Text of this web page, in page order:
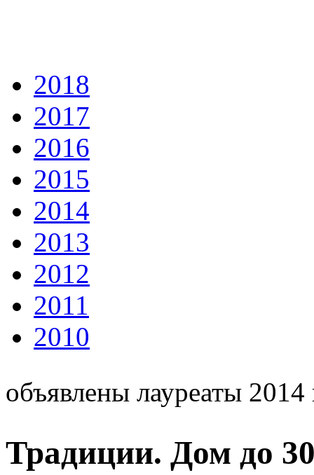
2018
2017
2016
2015
2014
2013
2012
2011
2010
объявлены лауреаты 2014
Традиции. Дом до